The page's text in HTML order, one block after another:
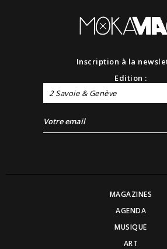
Inscription à la
Edition :
2 Savoie & Genève
MAGAZINES
AGENDA
MUSIQUE
ART